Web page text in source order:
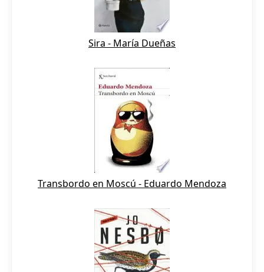
Sira - María Dueñas
Transbordo en Moscú - Eduardo Mendoza